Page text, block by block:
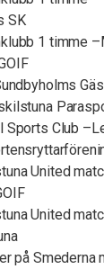
SK
1 timme
Sports Club
United
United
på Smederna